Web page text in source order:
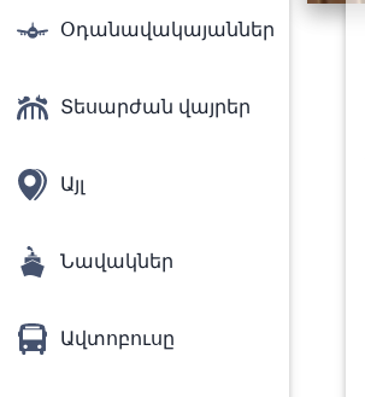
Օդանավակայաններ
Տեսարժան վայրեր
Այլ
Նավակներ
Ավտոբուսը